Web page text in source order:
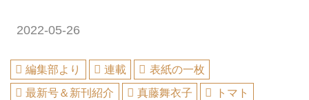
2022-05-26
編集部より 連載
表紙の一枚
最新号＆新刊紹介
真藤舞衣子 トマト